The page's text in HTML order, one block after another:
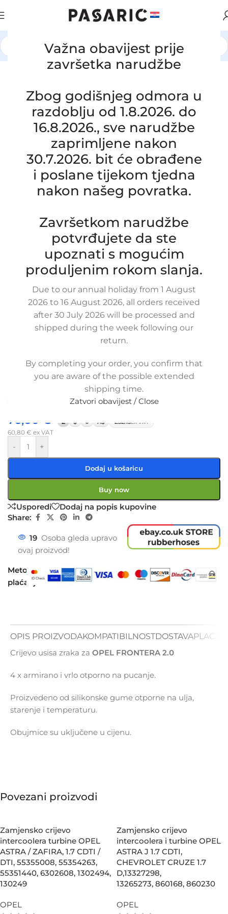
Važna obavijest prije
završetka narudžbe
Zbog godišnjeg odmora u
razdoblju od 1.8.2026. do
16.8.2026., sve narudžbe
zaprimljene nakon
30.7.2026. bit će obrađene
i poslane tijekom tjedna
nakon našeg povratka.
Završetkom narudžbe
potvrđujete da ste
upoznati s mogućim
produljenim rokom slanja.
Due to our annual holiday from 1 August
2026 to 16 August 2026, all orders received
after 30 July 2026 will be processed and
shipped during the week following our
return.
By completing your order, you confirm that
you are aware of the possible extended
shipping time.
Zatvori obavijest / Close
AUTOMOBILI / OPEL
Click to enlarge
Zamjensko crijevo usisa zraka OPEL
FRONTERA 2.0
3-1-61/ob
Stanje:Novo |Garancija: 5 god jamstva
Dostupno uz narudžbu (isti ili sljedeći radni dan)
76,00 € £ $ ¥ A$ £52.15EX VAT
60,80 € ex VAT
- +
Dodaj u košaricu
Buy now
Usporedi
Dodaj na popis kupovine
Share:
19 Osoba gleda upravo
ovaj proizvod!
Metode
plaćanja:
OPIS PROIZVODAKOMPATIBILNOSTDOSTAVA
Crijevo usisa zraka za OPEL FRONTERA 2.0
4 x armirano i vrlo otporno na pucanje.
Proizvedeno od silikonske gume otporne na ulja,
starenje i temperaturu.
Obujmice su uključene u cijenu.
Povezani proizvodi
Zamjensko crijevo
intercoolera turbine OPEL
ASTRA / ZAFIRA, 1.7 CDTI /
DTI, 55355008, 55354263,
55351440, 6302608, 1302494,
130249
OPEL
Zamjensko crijevo
intercoolera i turbine OPEL
ASTRA J 1.7 CDTI,
CHEVROLET CRUZE 1.7
D,13327298,
13265273, 860168, 860230
OPEL